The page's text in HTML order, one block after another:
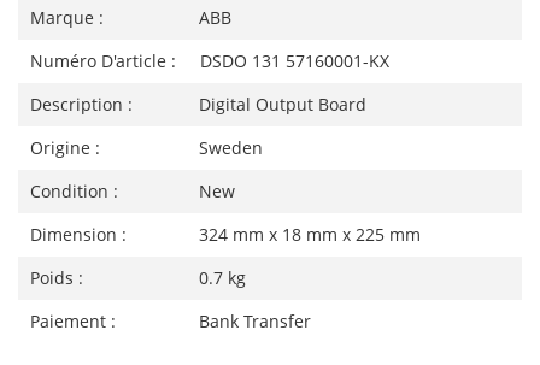
Marque :
ABB
Numéro D'article :
DSDO 131 57160001-KX
Description :
Digital Output Board
Origine :
Sweden
Condition :
New
Dimension :
324 mm x 18 mm x 225 mm
Poids :
0.7 kg
Paiement :
Bank Transfer